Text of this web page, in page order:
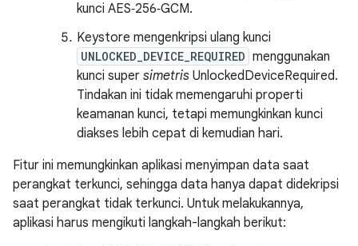
kunci AES‑256‑GCM.
Keystore mengenkripsi ulang kunci
UNLOCKED_DEVICE_REQUIRED menggunakan
kunci super simetris UnlockedDeviceRequired.
Tindakan ini tidak memengaruhi properti
keamanan kunci, tetapi memungkinkan kunci
diakses lebih cepat di kemudian hari.
Fitur ini memungkinkan aplikasi menyimpan data saat
perangkat terkunci, sehingga data hanya dapat didekripsi
saat perangkat tidak terkunci. Untuk melakukannya,
aplikasi harus mengikuti langkah-langkah berikut: